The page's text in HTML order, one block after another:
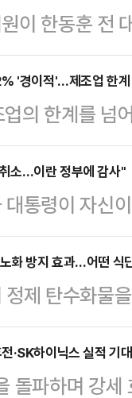
이 한동훈 전
) 지방선거에
의원은 23일
"한 전 대표
부에 대한 비
올라갈 것"
정적인 효과
'경이적'…제조업 한
의 한계를 넘
로 썼다. 전
업이익 모두
실적으로 매
조3459억원
이다. 특히 영
소…이란 정부에 감사"
통령이 자신
정부에 감사
지시간) 소셜
여 여성 8명
명은 징역 1
자들이 미국
. 매우 감사하
화 방지 효과…어떤 식
제 탄수화물
화물을 줄이
는 사과는 '금'
르게 이루어
·SK하이닉스 실적 기
돌파하며 강세